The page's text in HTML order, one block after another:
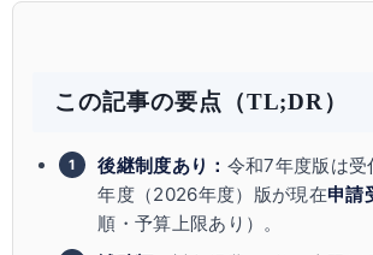
この記事の要点（TL;DR）
後継制度あり： 令和7年度版は
年度（2026年度）版が現在申請
順・予算上限あり）。